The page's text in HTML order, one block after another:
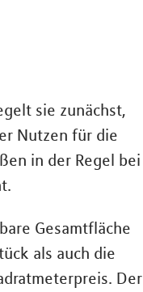
sie zunächst,
Nutzen für die
in der Regel bei
Gesamtfläche
als auch die
Der